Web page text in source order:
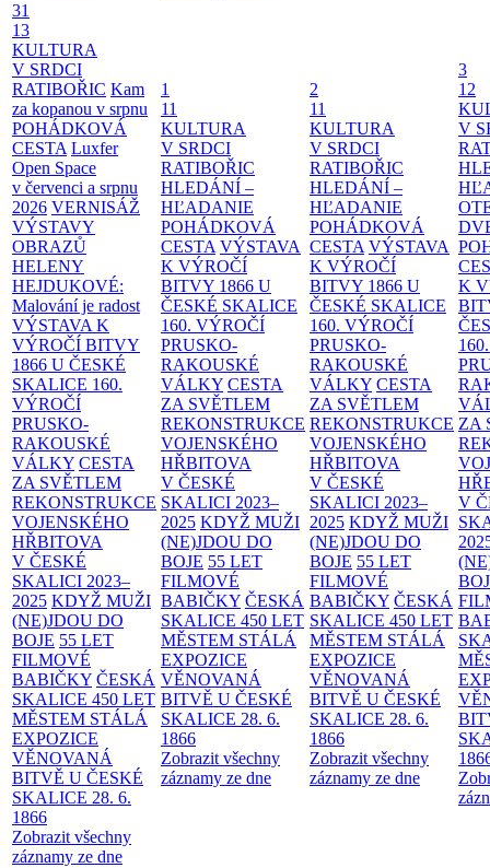
31
13
KULTURA
V SRDCI
RATIBOŘIC Kam
za kopanou v srpnu
POHÁDKOVÁ
CESTA Luxfer
Open Space
v červenci a srpnu
2026 VERNISÁŽ
VÝSTAVY
OBRAZŮ
HELENY
HEJDUKOVÉ:
Malování je radost
VÝSTAVA K
VÝROČÍ BITVY
1866 U ČESKÉ
SKALICE 160.
VÝROČÍ
PRUSKO-
RAKOUSKÉ
VÁLKY CESTA
ZA SVĚTLEM
REKONSTRUKCE
VOJENSKÉHO
HŘBITOVA
V ČESKÉ
SKALICI 2023–
2025 KDYŽ MUŽI
(NE)JDOU DO
BOJE 55 LET
FILMOVÉ
BABIČKY ČESKÁ
SKALICE 450 LET
MĚSTEM STÁLÁ
EXPOZICE
VĚNOVANÁ
BITVĚ U ČESKÉ
SKALICE 28. 6.
1866
Zobrazit všechny
záznamy ze dne
1
11
KULTURA
V SRDCI
RATIBOŘIC
HLEDÁNÍ –
HĽADANIE
POHÁDKOVÁ
CESTA VÝSTAVA
K VÝROČÍ
BITVY 1866 U
ČESKÉ SKALICE
160. VÝROČÍ
PRUSKO-
RAKOUSKÉ
VÁLKY CESTA
ZA SVĚTLEM
REKONSTRUKCE
VOJENSKÉHO
HŘBITOVA
V ČESKÉ
SKALICI 2023–
2025 KDYŽ MUŽI
(NE)JDOU DO
BOJE 55 LET
FILMOVÉ
BABIČKY ČESKÁ
SKALICE 450 LET
MĚSTEM STÁLÁ
EXPOZICE
VĚNOVANÁ
BITVĚ U ČESKÉ
SKALICE 28. 6.
1866
Zobrazit všechny
záznamy ze dne
2
11
KULTURA
V SRDCI
RATIBOŘIC
HLEDÁNÍ –
HĽADANIE
POHÁDKOVÁ
CESTA VÝSTAVA
K VÝROČÍ
BITVY 1866 U
ČESKÉ SKALICE
160. VÝROČÍ
PRUSKO-
RAKOUSKÉ
VÁLKY CESTA
ZA SVĚTLEM
REKONSTRUKCE
VOJENSKÉHO
HŘBITOVA
V ČESKÉ
SKALICI 2023–
2025 KDYŽ MUŽI
(NE)JDOU DO
BOJE 55 LET
FILMOVÉ
BABIČKY ČESKÁ
SKALICE 450 LET
MĚSTEM STÁLÁ
EXPOZICE
VĚNOVANÁ
BITVĚ U ČESKÉ
SKALICE 28. 6.
1866
Zobrazit všechny
záznamy ze dne
3
12
V
K
ZA
V